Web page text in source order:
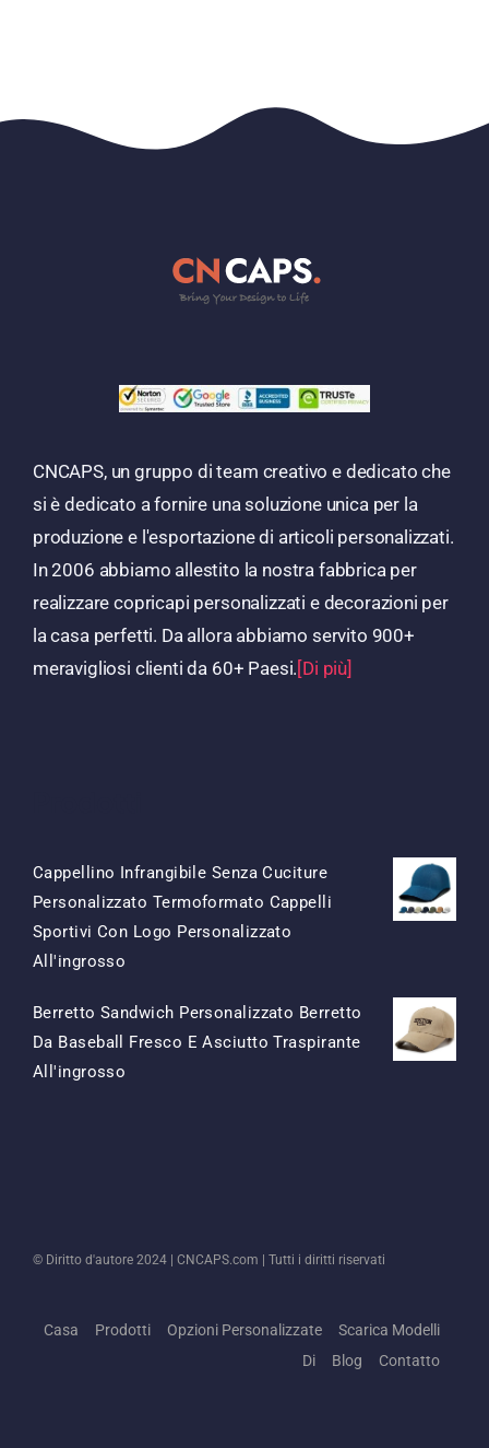
CNCAPS, un gruppo di team creativo e dedicato che
si è dedicato a fornire una soluzione unica per la
produzione e l'esportazione di articoli personalizzati.
In 2006 abbiamo allestito la nostra fabbrica per
realizzare copricapi personalizzati e decorazioni per
la casa perfetti. Da allora abbiamo servito 900+
meravigliosi clienti da 60+ Paesi.[Di più]
Cappellino Infrangibile Senza Cuciture
Personalizzato Termoformato Cappelli
Sportivi Con Logo Personalizzato
All'ingrosso
Originale
Era:
Attuale
È:
Berretto Sandwich Personalizzato Berretto
Da Baseball Fresco E Asciutto Traspirante
All'ingrosso
© Diritto d'autore 2024 | CNCAPS.com | Tutti i diritti riservati
Casa Prodotti Opzioni Personalizzate
Scarica Modelli
Di
Blog Contatto